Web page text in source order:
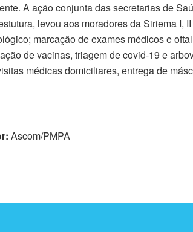
A ação conjunta das secretarias de
levou aos moradores da Siriema I,
marcação de exames médicos e
de vacinas, triagem de covid-19 e
médicas domiciliares, entrega de
Ascom/PMPA